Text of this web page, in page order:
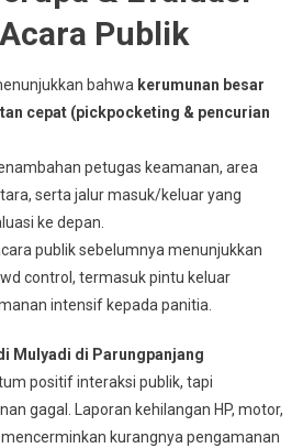
Publik
bahwa kerumunan besar
cepat (pickpocketing & pencurian
petugas keamanan, area
serta jalur masuk/keluar yang
ke depan.
publik sebelumnya menunjukkan
control, termasuk pintu keluar
intensif kepada panitia.
Mulyadi di Parungpanjang
positif interaksi publik, tapi
gagal. Laporan kehilangan HP, motor,
kurangnya pengamanan